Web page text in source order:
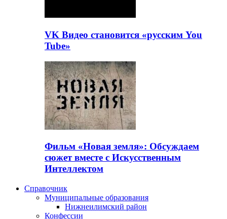
VK Видео становится «русским You
Tube»
Фильм «Новая земля»: Обсуждаем
сюжет вместе с Искусственным
Интеллектом
Справочник
Муниципальные образования
Нижнеилимский район
Конфессии